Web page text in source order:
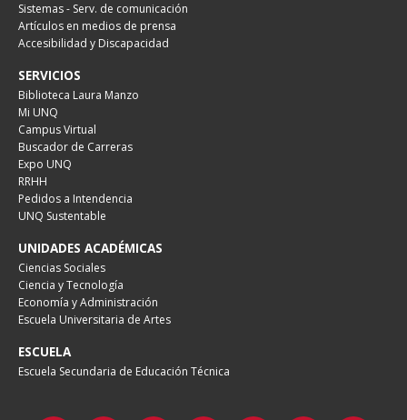
Sistemas - Serv. de comunicación
Artículos en medios de prensa
Accesibilidad y Discapacidad
SERVICIOS
Biblioteca Laura Manzo
Mi UNQ
Campus Virtual
Buscador de Carreras
Expo UNQ
RRHH
Pedidos a Intendencia
UNQ Sustentable
UNIDADES ACADÉMICAS
Ciencias Sociales
Ciencia y Tecnología
Economía y Administración
Escuela Universitaria de Artes
ESCUELA
Escuela Secundaria de Educación Técnica